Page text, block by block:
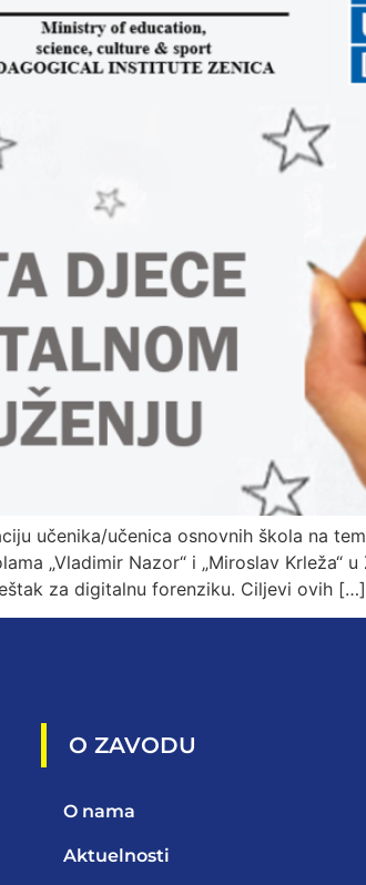
učenika/učenica osnovnih škola na
„Vladimir Nazor“ i „Miroslav Krleža“
za digitalnu forenziku. Ciljevi ovih […]
O ZAVODU
O nama
Aktuelnosti